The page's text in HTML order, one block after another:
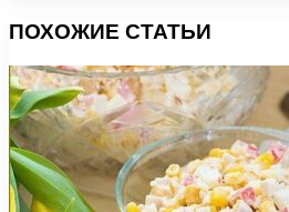
ПОХОЖИЕ СТАТЬИ